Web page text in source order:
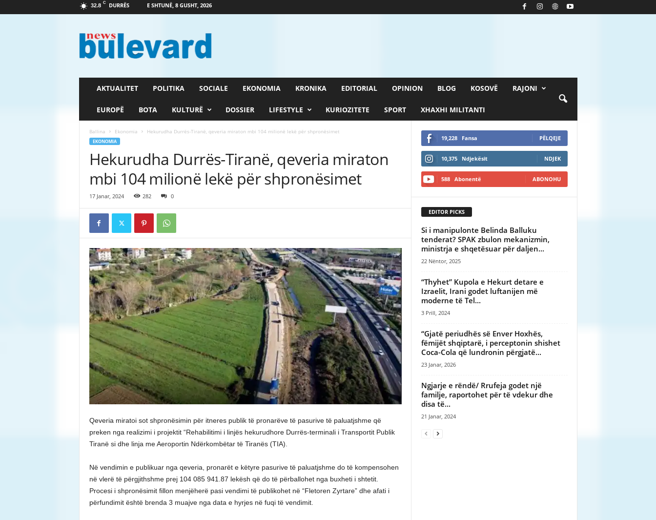
32.8 C DURRËS E SHTUNË, 8 GUSHT, 2026
a
AKTUALITET POLITIKA SOCIALE EKONOMIA KRONIKA EDITORIAL OPINION BLOG KOSOVË RAJONI
EUROPË BOTA KULTURË DOSSIER LIFESTYLE KURIOZITETE SPORT XHAXHI MILITANTI
Ballina Ekonomia Hekurudha Durrës-Tiranë, qeveria miraton mbi 104 milionë lekë për shpronësimet
EKONOMIA
Hekurudha Durrës-Tiranë, qeveria miraton
mbi 104 milionë lekë për shpronësimet
17 Janar, 2024 282 0
Qeveria miratoi sot shpronësimin për itneres publik të pronarëve të pasurive të paluatjshme që
preken nga realizimi i projektit “Rehabilitimi i linjës hekurudhore Durrës-terminali i Transportit Publik
Tiranë si dhe linja me Aeroportin Ndërkombëtar të Tiranës (TIA).
Në vendimin e publikuar nga qeveria, pronarët e këtyre pasurive të paluatjshme do të kompensohen
në vlerë të përgjithshme prej 104 085 941.87 lekësh që do të përballohet nga buxheti i shtetit.
Procesi i shpronësimit fillon menjëherë pasi vendimi të publikohet në “Fletoren Zyrtare” dhe afati i
përfundimit është brenda 3 muajve nga data e hyrjes në fuqi të vendimit.
19,228 Fansa PËLQEJE
10,375 Ndjekësit NDJEK
588 Abonentë ABONOHU
EDITOR PICKS
Si i manipulonte Belinda Balluku
tenderat? SPAK zbulon mekanizmin,
ministrja e shqetësuar për daljen...
22 Nëntor, 2025
“Thyhet” Kupola e Hekurt detare e
Izraelit, Irani godet luftanijen më
moderne të Tel...
3 Prill, 2024
“Gjatë periudhës së Enver Hoxhës,
fëmijët shqiptarë, i perceptonin shishet
Coca-Cola që lundronin përgjatë...
23 Janar, 2026
Ngjarje e rëndë/ Rrufeja godet një
familje, raportohet për të vdekur dhe
disa të...
21 Janar, 2024